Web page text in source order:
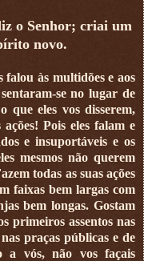
o Senhor; criai um
novo.
falou às multidões e aos
se no lugar de
que eles vos disserem,
Pois eles falam e
e insuportáveis e os
mesmos não querem
todas as suas ações
faixas bem largas com
bem longas. Gostam
primeiros assentos nas
praças públicas e de
a vós, não vos façais